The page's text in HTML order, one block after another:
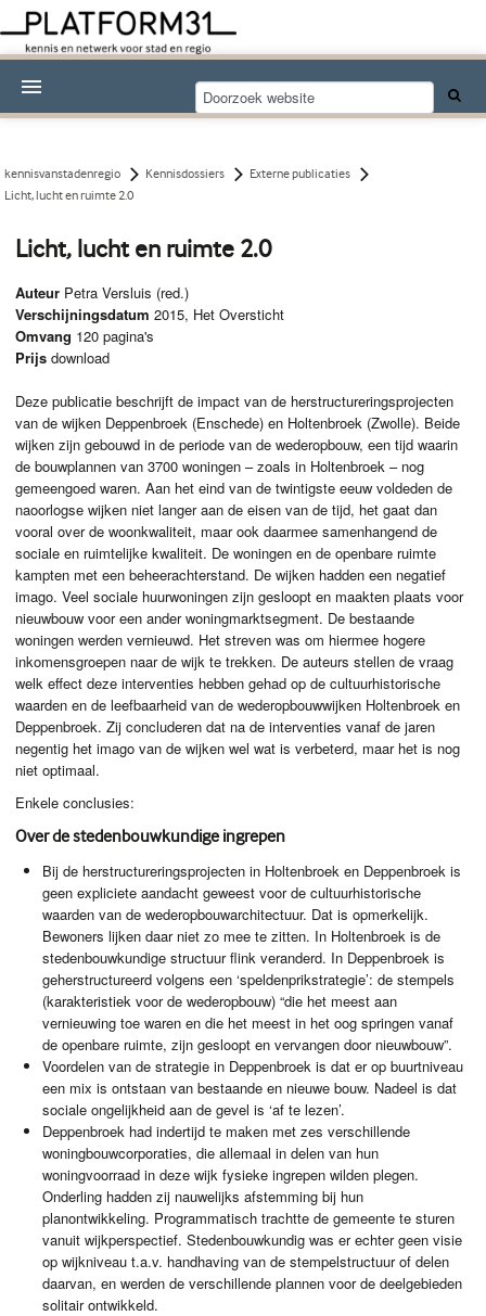
Kennisdossiers
Abonneren
Contact
kennisvanstadenregio Kennisdossiers
Externe publicaties
Licht, lucht en ruimte 2.0
Licht, lucht en ruimte 2.0
Auteur Petra Versluis (red.)
Verschijningsdatum2015, Het Oversticht
Omvang 120 pagina's
Prijsdownload
Deze publicatie beschrijft de impact van de herstructureringsprojecten
van de wijken Deppenbroek (Enschede) en Holtenbroek (Zwolle). Beide
wijken zijn gebouwd in de periode van de wederopbouw, een tijd waarin
de bouwplannen van 3700 woningen – zoals in Holtenbroek – nog
gemeengoed waren. Aan het eind van de twintigste eeuw voldeden de
naoorlogse wijken niet langer aan de eisen van de tijd, het gaat dan
vooral over de woonkwaliteit, maar ook daarmee samenhangend de
sociale en ruimtelijke kwaliteit. De woningen en de openbare ruimte
kampten met een beheerachterstand. De wijken hadden een negatief
imago. Veel sociale huurwoningen zijn gesloopt en maakten plaats voor
nieuwbouw voor een ander woningmarktsegment. De bestaande
woningen werden vernieuwd. Het streven was om hiermee hogere
inkomensgroepen naar de wijk te trekken. De auteurs stellen de vraag
welk effect deze interventies hebben gehad op de cultuurhistorische
waarden en de leefbaarheid van de wederopbouwwijken Holtenbroek en
Deppenbroek. Zij concluderen dat na de interventies vanaf de jaren
negentig het imago van de wijken wel wat is verbeterd, maar het is nog
niet optimaal.
Enkele conclusies:
Over de stedenbouwkundige ingrepen
Bij de herstructureringsprojecten in Holtenbroek en Deppenbroek is
geen expliciete aandacht geweest voor de cultuurhistorische
waarden van de wederopbouwarchitectuur. Dat is opmerkelijk.
Bewoners lijken daar niet zo mee te zitten. In Holtenbroek is de
stedenbouwkundige structuur flink veranderd. In Deppenbroek is
geherstructureerd volgens een ‘speldenprikstrategie’: de stempels
(karakteristiek voor de wederopbouw) “die het meest aan
vernieuwing toe waren en die het meest in het oog springen vanaf
de openbare ruimte, zijn gesloopt en vervangen door nieuwbouw”.
Voordelen van de strategie in Deppenbroek is dat er op buurtniveau
een mix is ontstaan van bestaande en nieuwe bouw. Nadeel is dat
sociale ongelijkheid aan de gevel is ‘af te lezen’.
Deppenbroek had indertijd te maken met zes verschillende
woningbouwcorporaties, die allemaal in delen van hun
woningvoorraad in deze wijk fysieke ingrepen wilden plegen.
Onderling hadden zij nauwelijks afstemming bij hun
planontwikkeling. Programmatisch trachtte de gemeente te sturen
vanuit wijkperspectief. Stedenbouwkundig was er echter geen visie
op wijkniveau t.a.v. handhaving van de stempelstructuur of delen
daarvan, en werden de verschillende plannen voor de deelgebieden
solitair ontwikkeld.